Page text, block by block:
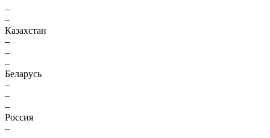
–
–
Казахстан
–
–
–
Беларусь
–
–
–
Россия
–